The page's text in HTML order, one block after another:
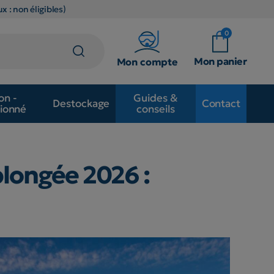
: non éligibles)
Mon compte
0
Mon panier
-
Destockage
Guides &
conseils
Contact
2026 :